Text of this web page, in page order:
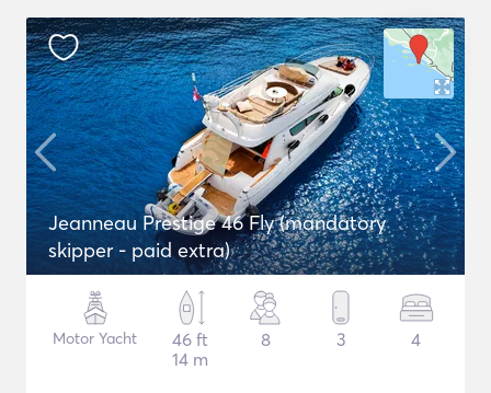
Jeanneau Prestige 46 Fly (mandatory
skipper - paid extra)
Motor Yacht
46 ft
14 m
8 3 4